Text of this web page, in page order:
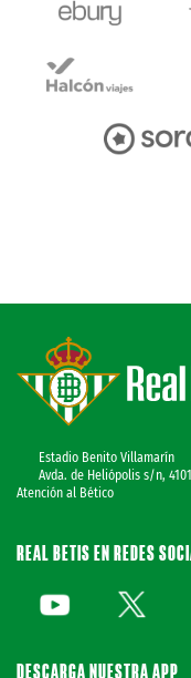
Estadio Benito Villamarín
Avda. de Heliópolis s/n,
Atención al Bético
REAL BETIS EN REDES
DESCARGA NUESTRA APP